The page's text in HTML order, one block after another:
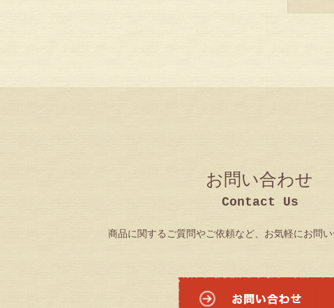
お問い合わせ
商品に関するご質問やご依頼など、お気軽にお問い